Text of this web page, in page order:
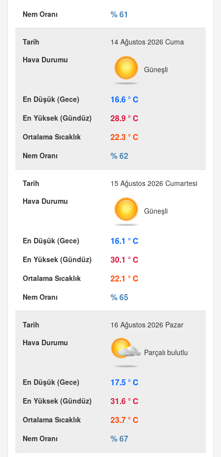
% 61
14 Ağustos 2026 Cuma
Güneşli
16.6 ° C
28.9 ° C
22.3 ° C
% 62
15 Ağustos 2026 Cumartesi
Güneşli
16.1 ° C
30.1 ° C
22.1 ° C
% 65
16 Ağustos 2026 Pazar
Parçalı bulutlu
17.5 ° C
31.6 ° C
23.7 ° C
% 67